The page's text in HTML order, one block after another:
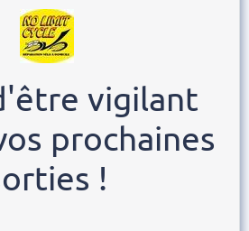
vigilant
prochaines
!